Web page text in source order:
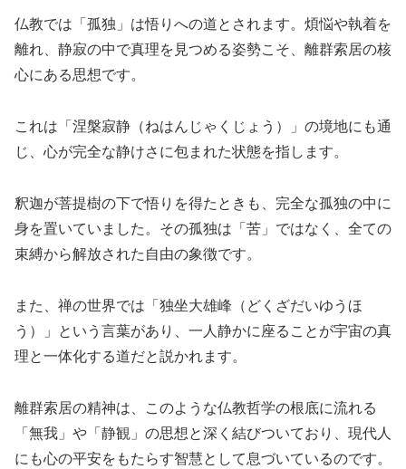
仏教では「孤独」は悟りへの道とされます。煩悩や執着を
離れ、静寂の中で真理を見つめる姿勢こそ、離群索居の核
心にある思想です。
これは「涅槃寂静（ねはんじゃくじょう）」の境地にも通
じ、心が完全な静けさに包まれた状態を指します。
釈迦が菩提樹の下で悟りを得たときも、完全な孤独の中に
身を置いていました。その孤独は「苦」ではなく、全ての
束縛から解放された自由の象徴です。
また、禅の世界では「独坐大雄峰（どくざだいゆうほ
う）」という言葉があり、一人静かに座ることが宇宙の真
理と一体化する道だと説かれます。
離群索居の精神は、このような仏教哲学の根底に流れる
「無我」や「静観」の思想と深く結びついており、現代人
にも心の平安をもたらす智慧として息づいているのです。